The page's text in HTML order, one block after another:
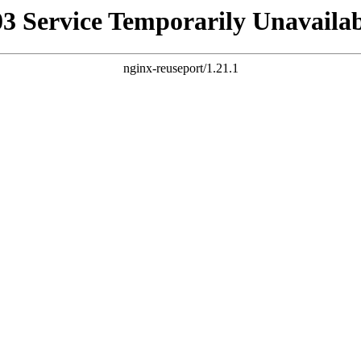
Service Temporarily
nginx-reuseport/1.21.1